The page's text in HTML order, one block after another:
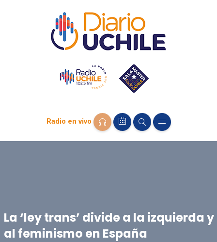
Radio en vivo
La ‘ley trans’ divide a la izquierda y
al feminismo en España